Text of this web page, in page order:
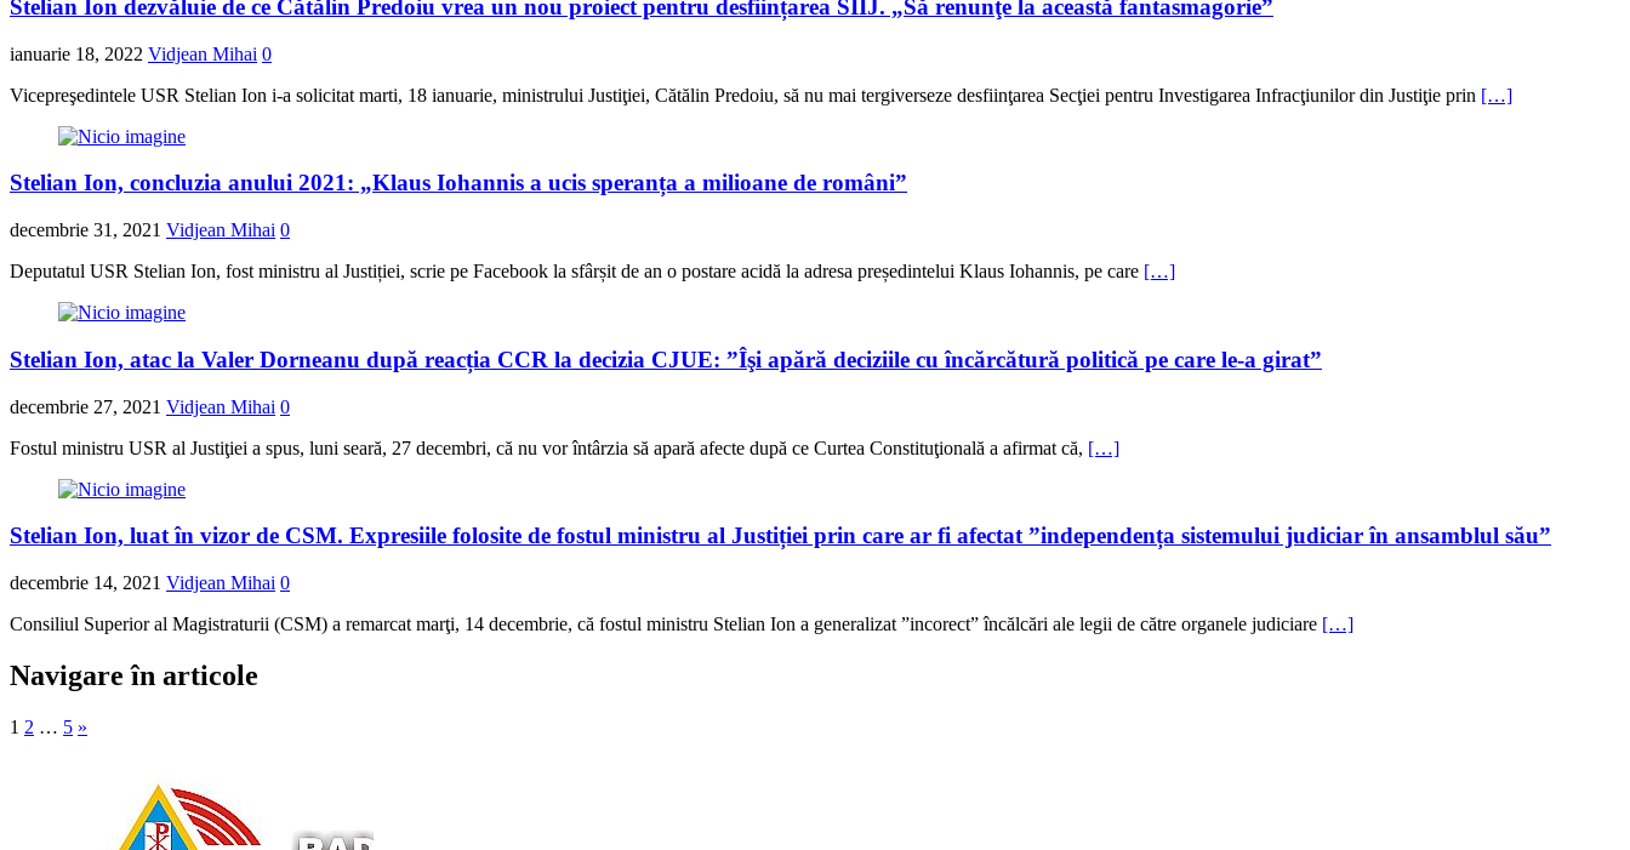
Stelian Ion dezvăluie de ce Cătălin Predoiu vrea un nou proiect pentru desființarea SIIJ. „Să renunţe la această fantasmagorie”
ianuarie 18, 2022 Vidjean Mihai 0
Vicepreşedintele USR Stelian Ion i-a solicitat marti, 18 ianuarie, ministrului Justiţiei, Cătălin Predoiu, să nu mai tergiverseze desfiinţarea Secţiei pentru Investigarea Infracţiunilor din Justiţie prin […]
Stelian Ion, concluzia anului 2021: „Klaus Iohannis a ucis speranța a milioane de români”
decembrie 31, 2021 Vidjean Mihai 0
Deputatul USR Stelian Ion, fost ministru al Justiției, scrie pe Facebook la sfârșit de an o postare acidă la adresa președintelui Klaus Iohannis, pe care […]
Stelian Ion, atac la Valer Dorneanu după reacția CCR la decizia CJUE: ”Îşi apără deciziile cu încărcătură politică pe care le-a girat”
decembrie 27, 2021 Vidjean Mihai 0
Fostul ministru USR al Justiţiei a spus, luni seară, 27 decembri, că nu vor întârzia să apară afecte după ce Curtea Constituţională a afirmat că, […]
Stelian Ion, luat în vizor de CSM. Expresiile folosite de fostul ministru al Justiției prin care ar fi afectat ”independența sistemului judiciar în ansamblul său”
decembrie 14, 2021 Vidjean Mihai 0
Consiliul Superior al Magistraturii (CSM) a remarcat marţi, 14 decembrie, că fostul ministru Stelian Ion a generalizat ”incorect” încălcări ale legii de către organele judiciare […]
Navigare în articole
1 2 … 5 »